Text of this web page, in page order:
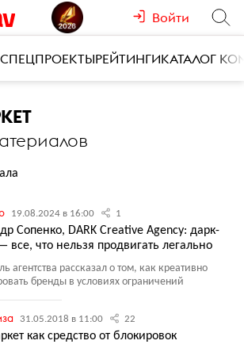
Войти
СПЕЦПРОЕКТЫРЕЙТИНГИКАТАЛОГ
19.08.2024 в 16:00 1
Сопенко, DARK Creative Agency: дарк-
все, что нельзя продвигать легально
агентства рассказал о том, как креативно
бренды в условиях ограничений
31.05.2018 в 11:00 22
как средство от блокировок